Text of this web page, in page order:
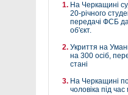
На Черкащині
20-річного
передачі ФСБ
об'єкт.
Укриття на
на 300 осіб,
стані
На Черкащині
чоловіка під час